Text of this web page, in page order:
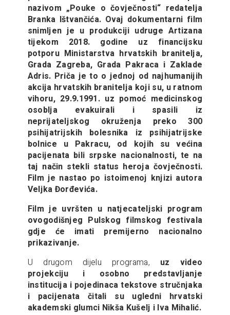
nazivom „Pouke o čovječnosti“ redatelja
Branka Ištvančića. Ovaj dokumentarni film
snimljen je u produkciji udruge Artizana
tijekom 2018. godine uz financijsku
potporu Ministarstva hrvatskih branitelja,
Grada Zagreba, Grada Pakraca i Zaklade
Adris. Priča je to o jednoj od najhumanijih
akcija hrvatskih branitelja koji su, u ratnom
vihoru, 29.9.1991. uz pomoć medicinskog
osoblja evakuirali i spasili iz
neprijateljskog okruženja preko 300
psihijatrijskih bolesnika iz psihijatrijske
bolnice u Pakracu, od kojih su većina
pacijenata bili srpske nacionalnosti, te na
taj način stekli status heroja čovječnosti.
Film je nastao po istoimenoj knjizi autora
Veljka Đorđevića.
Film je uvršten u natjecateljski program
ovogodišnjeg Pulskog filmskog festivala
gdje će imati premijerno nacionalno
prikazivanje.
U drugom dijelu programa, uz video
projekciju i osobno predstavljanje
institucija i pojedinaca tekstove stručnjaka
i pacijenata čitali su ugledni hrvatski
akademski glumci Nikša Kušelj i Iva Mihalić.